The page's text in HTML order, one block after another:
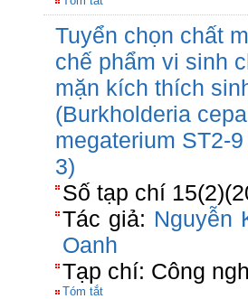
Tuyển chọn chất
chế phẩm vi sinh
mặn kích thích
(Burkholderia
megaterium ST2-
3)
Số tạp chí
Tác giả: Nguyễn
Oanh
Tạp chí: Công
Tóm tắt